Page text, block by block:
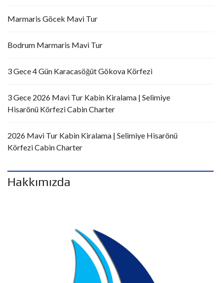
Marmaris Göcek Mavi Tur
Bodrum Marmaris Mavi Tur
3 Gece 4 Gün Karacasöğüt Gökova Körfezi
3 Gece 2026 Mavi Tur Kabin Kiralama | Selimiye
Hisarönü Körfezi Cabin Charter
2026 Mavi Tur Kabin Kiralama | Selimiye Hisarönü
Körfezi Cabin Charter
Hakkımızda